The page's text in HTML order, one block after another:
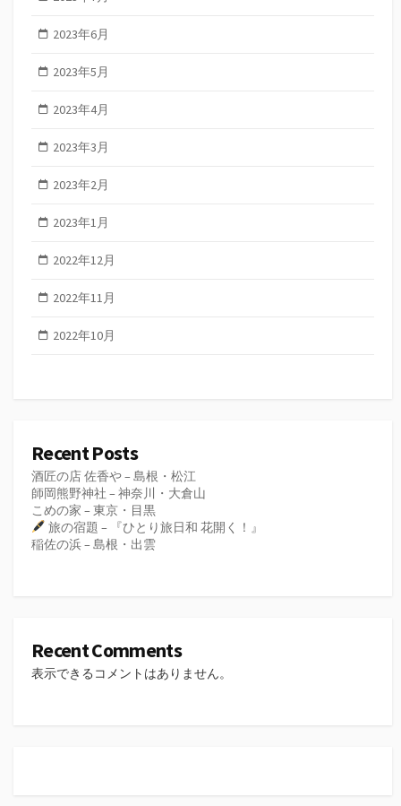
2023年6月
2023年5月
2023年4月
2023年3月
2023年2月
2023年1月
2022年12月
2022年11月
2022年10月
Recent Posts
酒匠の店 佐香や – 島根・松江
師岡熊野神社 – 神奈川・大倉山
こめの家 – 東京・目黒
旅の宿題 – 『ひとり旅日和 花開く！』
稲佐の浜 – 島根・出雲
Recent Comments
表示できるコメントはありません。